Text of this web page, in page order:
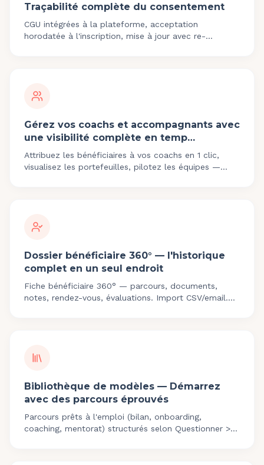
Traçabilité complète du consentement
CGU intégrées à la plateforme, acceptation
horodatée à l'inscription, mise à jour avec re-
Gérez vos coachs et accompagnants avec
une visibilité complète en temp…
Attribuez les bénéficiaires à vos coachs en 1 clic,
visualisez les portefeuilles, pilotez les équipes —
Dossier bénéficiaire 360° — l'historique
complet en un seul endroit
Fiche bénéficiaire 360° — parcours, documents,
notes, rendez-vous, évaluations. Import CSV/email.
Bibliothèque de modèles — Démarrez
avec des parcours éprouvés
Parcours prêts à l'emploi (bilan, onboarding,
coaching, mentorat) structurés selon Questionner >